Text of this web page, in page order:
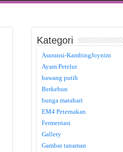
Kategori
Asuransi-KambingJoynim
Ayam Petelur
bawang putih
Berkebun
bunga matahari
EM4 Peternakan
Fermentasi
Gallery
Gambar tanaman